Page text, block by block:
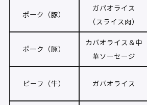
ポーク（豚）
ガパオライス
（スライス肉）
ポーク（豚）
カバオライス＆中
華ソーセージ
ビーフ（牛） ガパオライス